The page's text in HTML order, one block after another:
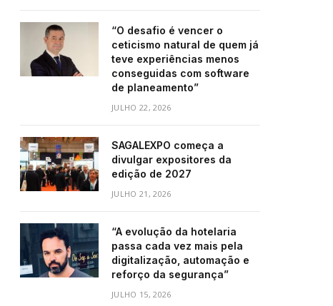
“O desafio é vencer o
ceticismo natural de quem já
teve experiências menos
conseguidas com software
de planeamento”
JULHO 22, 2026
SAGALEXPO começa a
divulgar expositores da
edição de 2027
JULHO 21, 2026
“A evolução da hotelaria
passa cada vez mais pela
digitalização, automação e
reforço da segurança”
JULHO 15, 2026